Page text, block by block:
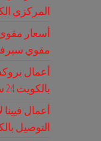
المركزي
أسعار
مقوي
أعمال
بالكويت 24 ساعة
أعمال
التوصيل